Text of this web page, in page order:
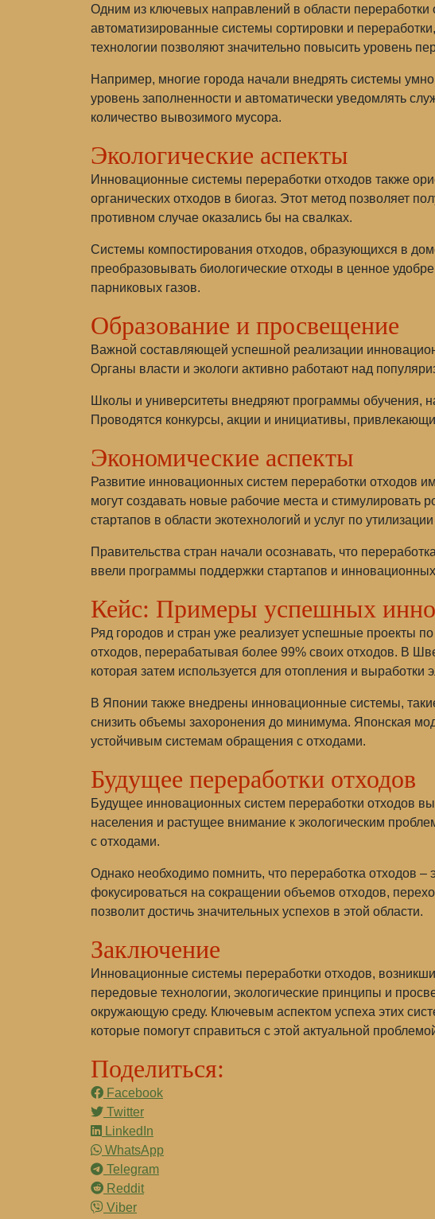
Одним из ключевых направлений в области переработки
автоматизированные системы сортировки и
технологии позволяют значительно повысить уровень
Например, многие города начали внедрять системы
уровень заполненности и автоматически уведомлять
количество вывозимого мусора.
Экологические аспекты
Инновационные системы переработки отходов также
органических отходов в биогаз. Этот метод позволяет
противном случае оказались бы на свалках.
Системы компостирования отходов, образующихся в
преобразовывать биологические отходы в ценное
парниковых газов.
Образование и просвещение
Важной составляющей успешной реализации
Органы власти и экологи активно работают над
Школы и университеты внедряют программы обучения,
Проводятся конкурсы, акции и инициативы,
Экономические аспекты
Развитие инновационных систем переработки отходов
могут создавать новые рабочие места и стимулировать
стартапов в области экотехнологий и услуг по
Правительства стран начали осознавать, что
ввели программы поддержки стартапов и
Кейс: Примеры успешных
Ряд городов и стран уже реализует успешные проекты
отходов, перерабатывая более 99% своих отходов. В
которая затем используется для отопления и выработки
В Японии также внедрены инновационные системы,
снизить объемы захоронения до минимума. Японская
устойчивым системам обращения с отходами.
Будущее переработки отходов
Будущее инновационных систем переработки отходов
населения и растущее внимание к экологическим
с отходами.
Однако необходимо помнить, что переработка отходов
фокусироваться на сокращении объемов отходов,
позволит достичь значительных успехов в этой области.
Заключение
Инновационные системы переработки отходов,
передовые технологии, экологические принципы и
окружающую среду. Ключевым аспектом успеха этих
которые помогут справиться с этой актуальной
Поделиться:
Facebook
Twitter
LinkedIn
WhatsApp
Telegram
Reddit
Viber